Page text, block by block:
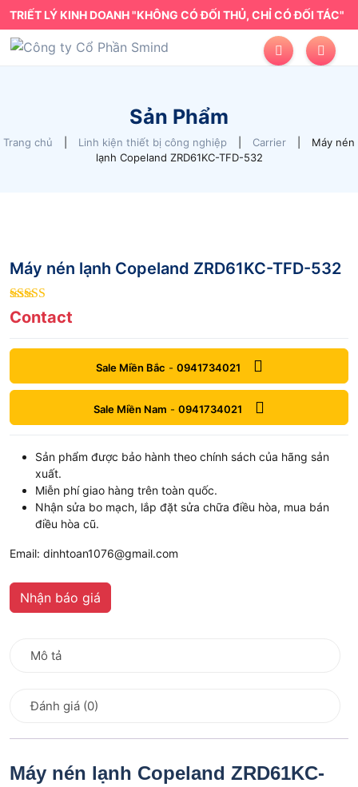
TRIẾT LÝ KINH DOANH "KHÔNG CÓ ĐỐI THỦ, CHỈ CÓ ĐỐI TÁC"
Sản Phẩm
Trang chủ Linh kiện thiết bị công nghiệp Carrier
Máy nén
lạnh Copeland ZRD61KC-TFD-532
Máy nén lạnh Copeland ZRD61KC-TFD-532
4out of 5
Contact
Sale Miền Bắc - 0941734021
Sale Miền Nam - 0941734021
Sản phẩm được bảo hành theo chính sách của hãng sản
xuất.
Miễn phí giao hàng trên toàn quốc.
Nhận sửa bo mạch, lắp đặt sửa chữa điều hòa, mua bán
điều hòa cũ.
Email: dinhtoan1076@gmail.com
Nhận báo giá
Mô tả
Đánh giá (0)
Máy nén lạnh Copeland ZRD61KC-